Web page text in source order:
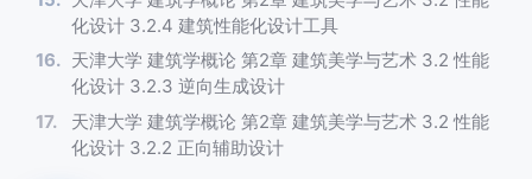
化设计 3.2.4 建筑性能化设计工具
天津大学 建筑学概论 第2章 建筑美学与艺术 3.2 性能
化设计 3.2.3 逆向生成设计
天津大学 建筑学概论 第2章 建筑美学与艺术 3.2 性能
化设计 3.2.2 正向辅助设计